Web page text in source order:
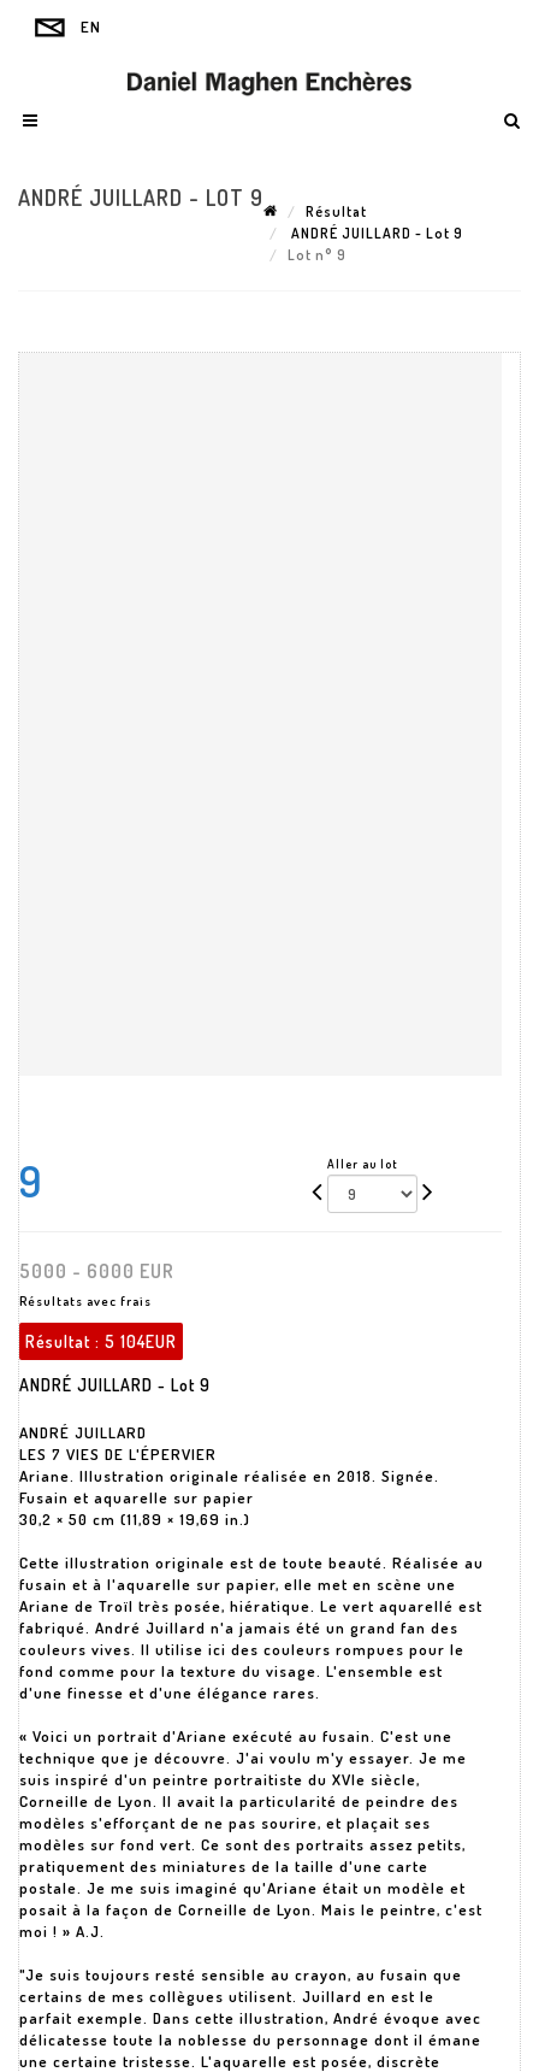
ANDRÉ JUILLARD - LOT 9
Résultat
ANDRÉ JUILLARD - Lot 9
Lot n° 9
9 Aller au lot
5000 - 6000 EUR
Résultats avec frais
Résultat : 5 104EUR
ANDRÉ JUILLARD - Lot 9
ANDRÉ JUILLARD
LES 7 VIES DE L'ÉPERVIER
Ariane. Illustration originale réalisée en 2018. Signée.
Fusain et aquarelle sur papier
30,2 × 50 cm (11,89 × 19,69 in.)
Cette illustration originale est de toute beauté. Réalisée au
fusain et à l'aquarelle sur papier, elle met en scène une
Ariane de Troïl très posée, hiératique. Le vert aquarellé est
fabriqué. André Juillard n'a jamais été un grand fan des
couleurs vives. Il utilise ici des couleurs rompues pour le
fond comme pour la texture du visage. L'ensemble est
d'une finesse et d'une élégance rares.
« Voici un portrait d'Ariane exécuté au fusain. C'est une
technique que je découvre. J'ai voulu m'y essayer. Je me
suis inspiré d'un peintre portraitiste du XVIe siècle,
Corneille de Lyon. Il avait la particularité de peindre des
modèles s'efforçant de ne pas sourire, et plaçait ses
modèles sur fond vert. Ce sont des portraits assez petits,
pratiquement des miniatures de la taille d'une carte
postale. Je me suis imaginé qu'Ariane était un modèle et
posait à la façon de Corneille de Lyon. Mais le peintre, c'est
moi ! » A.J.
"Je suis toujours resté sensible au crayon, au fusain que
certains de mes collègues utilisent. Juillard en est le
parfait exemple. Dans cette illustration, André évoque avec
délicatesse toute la noblesse du personnage dont il émane
une certaine tristesse. L'aquarelle est posée, discrète